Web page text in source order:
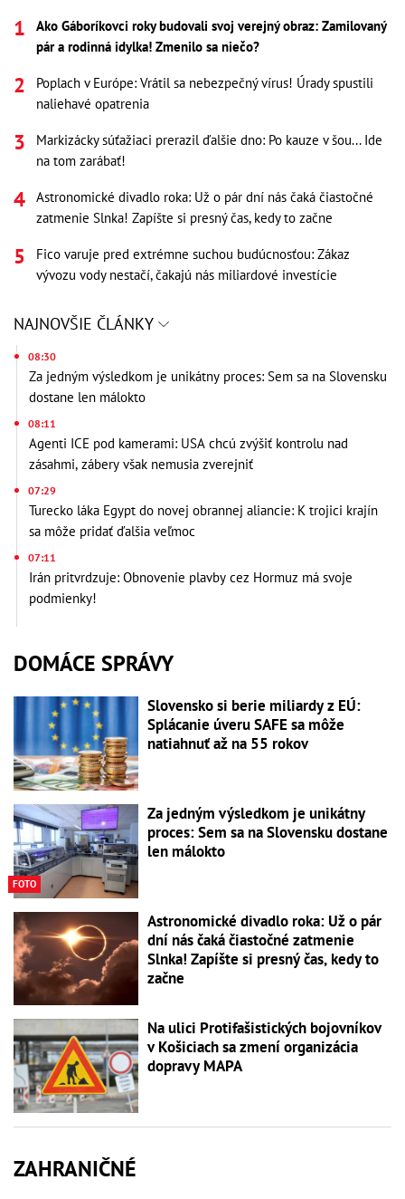
Ako Gáboríkovci roky budovali svoj verejný obraz: Zamilovaný
pár a rodinná idylka! Zmenilo sa niečo?
Poplach v Európe: Vrátil sa nebezpečný vírus! Úrady spustili
naliehavé opatrenia
Markizácky súťažiaci prerazil ďalšie dno: Po kauze v šou... Ide
na tom zarábať!
Astronomické divadlo roka: Už o pár dní nás čaká čiastočné
zatmenie Slnka! Zapíšte si presný čas, kedy to začne
Fico varuje pred extrémne suchou budúcnosťou: Zákaz
vývozu vody nestačí, čakajú nás miliardové investície
NAJNOVŠIE ČLÁNKY
08:30
Za jedným výsledkom je unikátny proces: Sem sa na Slovensku
dostane len málokto
08:11
Agenti ICE pod kamerami: USA chcú zvýšiť kontrolu nad
zásahmi, zábery však nemusia zverejniť
07:29
Turecko láka Egypt do novej obrannej aliancie: K trojici krajín
sa môže pridať ďalšia veľmoc
07:11
Irán pritvrdzuje: Obnovenie plavby cez Hormuz má svoje
podmienky!
DOMÁCE SPRÁVY
Slovensko si berie miliardy z EÚ:
Splácanie úveru SAFE sa môže
natiahnuť až na 55 rokov
FOTO
Za jedným výsledkom je unikátny
proces: Sem sa na Slovensku dostane
len málokto
Astronomické divadlo roka: Už o pár
dní nás čaká čiastočné zatmenie
Slnka! Zapíšte si presný čas, kedy to
začne
Na ulici Protifašistických bojovníkov
v Košiciach sa zmení organizácia
dopravy MAPA
ZAHRANIČNÉ